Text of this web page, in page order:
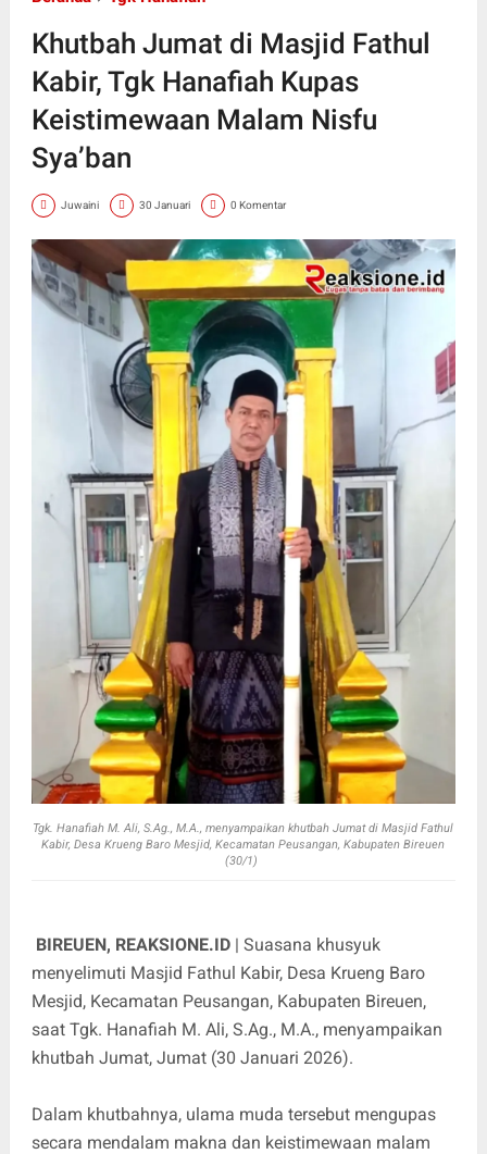
Khutbah Jumat di Masjid Fathul
Kabir, Tgk Hanafiah Kupas
Keistimewaan Malam Nisfu
Sya’ban
Juwaini 30 Januari 0 Komentar
Tgk. Hanafiah M. Ali, S.Ag., M.A., menyampaikan khutbah Jumat di Masjid Fathul
Kabir, Desa Krueng Baro Mesjid, Kecamatan Peusangan, Kabupaten Bireuen
(30/1)
BIREUEN, REAKSIONE.ID| Suasana khusyuk
menyelimuti Masjid Fathul Kabir, Desa Krueng Baro
Mesjid, Kecamatan Peusangan, Kabupaten Bireuen,
saat Tgk. Hanafiah M. Ali, S.Ag., M.A., menyampaikan
khutbah Jumat, Jumat (30 Januari 2026).
Dalam khutbahnya, ulama muda tersebut mengupas
secara mendalam makna dan keistimewaan malam